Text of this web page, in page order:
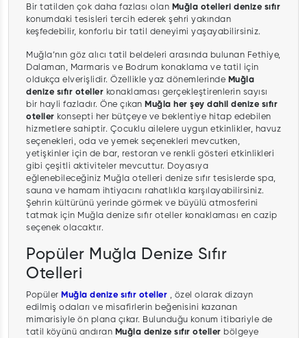
Bir tatilden çok daha fazlası olan Muğla otelleri denize sıfır
konumdaki tesisleri tercih ederek şehri yakından
keşfedebilir, konforlu bir tatil deneyimi yaşayabilirsiniz.
Muğla’nın göz alıcı tatil beldeleri arasında bulunan Fethiye,
Dalaman, Marmaris ve Bodrum konaklama ve tatil için
oldukça elverişlidir. Özellikle yaz dönemlerinde Muğla
denize sıfır oteller konaklaması gerçekleştirenlerin sayısı
bir hayli fazladır. Öne çıkan Muğla her şey dahil denize sıfır
oteller konsepti her bütçeye ve beklentiye hitap edebilen
hizmetlere sahiptir. Çocuklu ailelere uygun etkinlikler, havuz
seçenekleri, oda ve yemek seçenekleri mevcutken,
yetişkinler için de bar, restoran ve renkli gösteri etkinlikleri
gibi çeşitli aktiviteler mevcuttur. Doyasıya
eğlenebileceğiniz Muğla otelleri denize sıfır tesislerde spa,
sauna ve hamam ihtiyacını rahatlıkla karşılayabilirsiniz.
Şehrin kültürünü yerinde görmek ve büyülü atmosferini
tatmak için Muğla denize sıfır oteller konaklaması en cazip
seçenek olacaktır.
Popüler Muğla Denize Sıfır
Otelleri
Popüler Muğla denize sıfır oteller , özel olarak dizayn
edilmiş odaları ve misafirlerin beğenisini kazanan
mimarisiyle ön plana çıkar. Bulunduğu konum itibariyle de
tatil köyünü andıran Muğla denize sıfır oteller bölgeye